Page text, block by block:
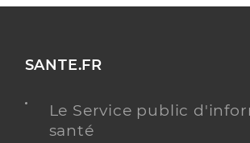
SANTE.FR
Le Service public
santé